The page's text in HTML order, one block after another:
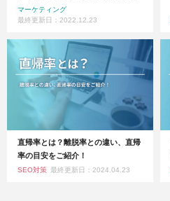
マーケティング
最終更新日：2022.12.23
直帰率とは？離脱率との違い、直帰
率の目安をご紹介！
SEO対策 最終更新日：2024.04.23